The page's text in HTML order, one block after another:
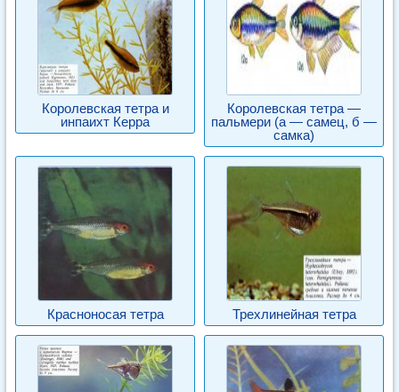
Королевская тетра и
инпаихт Керра
Королевская тетра —
пальмери (а — самец, б —
самка)
Красноносая тетра Трехлинейная тетра